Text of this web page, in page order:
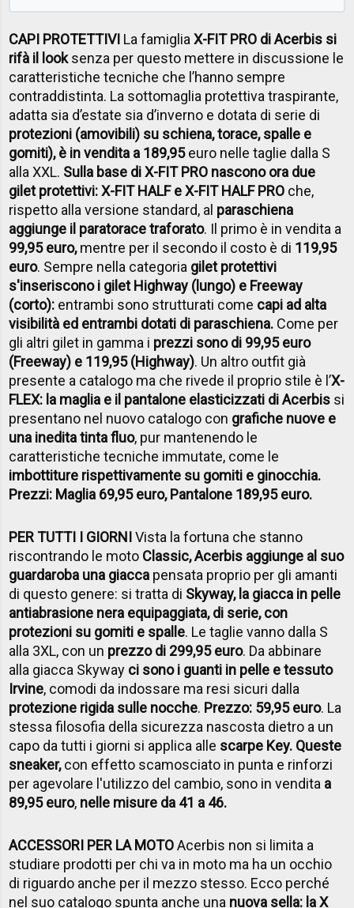
CAPI PROTETTIVI La famigliaX-FIT PRO di Acerbis si
rifà il looksenza per questo mettere in discussione le
caratteristiche tecniche che l’hanno sempre
contraddistinta. La sottomaglia protettiva traspirante,
adatta sia d’estate sia d’inverno e dotata di serie di
protezioni (amovibili) su schiena, torace, spalle e
gomiti), è in vendita a 189,95euro nelle taglie dalla S
alla XXL. Sulla base di X-FIT PRO nascono ora due
gilet protettivi: X-FIT HALF e X-FIT HALF PRO che,
rispetto alla versione standard, al paraschiena
aggiunge il paratorace traforato. Il primo è in vendita a
99,95 euro,mentre per il secondo il costo è di 119,95
euro. Sempre nella categoria gilet protettivi
s'inseriscono i gilet Highway (lungo) e Freeway
(corto): entrambi sono strutturati come capi ad alta
visibilità ed entrambi dotati di paraschiena. Come per
gli altri gilet in gamma i prezzi sono di 99,95 euro
(Freeway) e 119,95 (Highway). Un altro outfit già
presente a catalogo ma che rivede il proprio stile è l’X-
FLEX: la maglia e il pantalone elasticizzati di Acerbis si
presentano nel nuovo catalogo con grafiche nuove e
una inedita tinta fluo, pur mantenendo le
caratteristiche tecniche immutate, come le
imbottiture rispettivamente su gomiti e ginocchia.
Prezzi: Maglia 69,95 euro, Pantalone 189,95 euro.
PER TUTTI I GIORNI Vista la fortuna che stanno
riscontrando le moto Classic, Acerbis aggiunge al suo
guardaroba una giacca pensata proprio per gli amanti
di questo genere: si tratta di Skyway, la giacca in pelle
antiabrasione nera equipaggiata, di serie, con
protezioni su gomiti e spalle. Le taglie vanno dalla S
alla 3XL, con un prezzo di 299,95 euro. Da abbinare
alla giacca Skyway ci sono i guanti in pelle e tessuto
Irvine, comodi da indossare ma resi sicuri dalla
protezione rigida sulle nocche. Prezzo: 59,95 euro. La
stessa filosofia della sicurezza nascosta dietro a un
capo da tutti i giorni si applica alle scarpe Key. Queste
sneaker,con effetto scamosciato in punta e rinforzi
per agevolare l'utilizzo del cambio, sono in vendita a
89,95 euro, nelle misure da 41 a 46.
ACCESSORI PER LA MOTOAcerbis non si limita a
studiare prodotti per chi va in moto ma ha un occhio
di riguardo anche per il mezzo stesso. Ecco perché
nel suo catalogo spunta anche una nuova sella: la X